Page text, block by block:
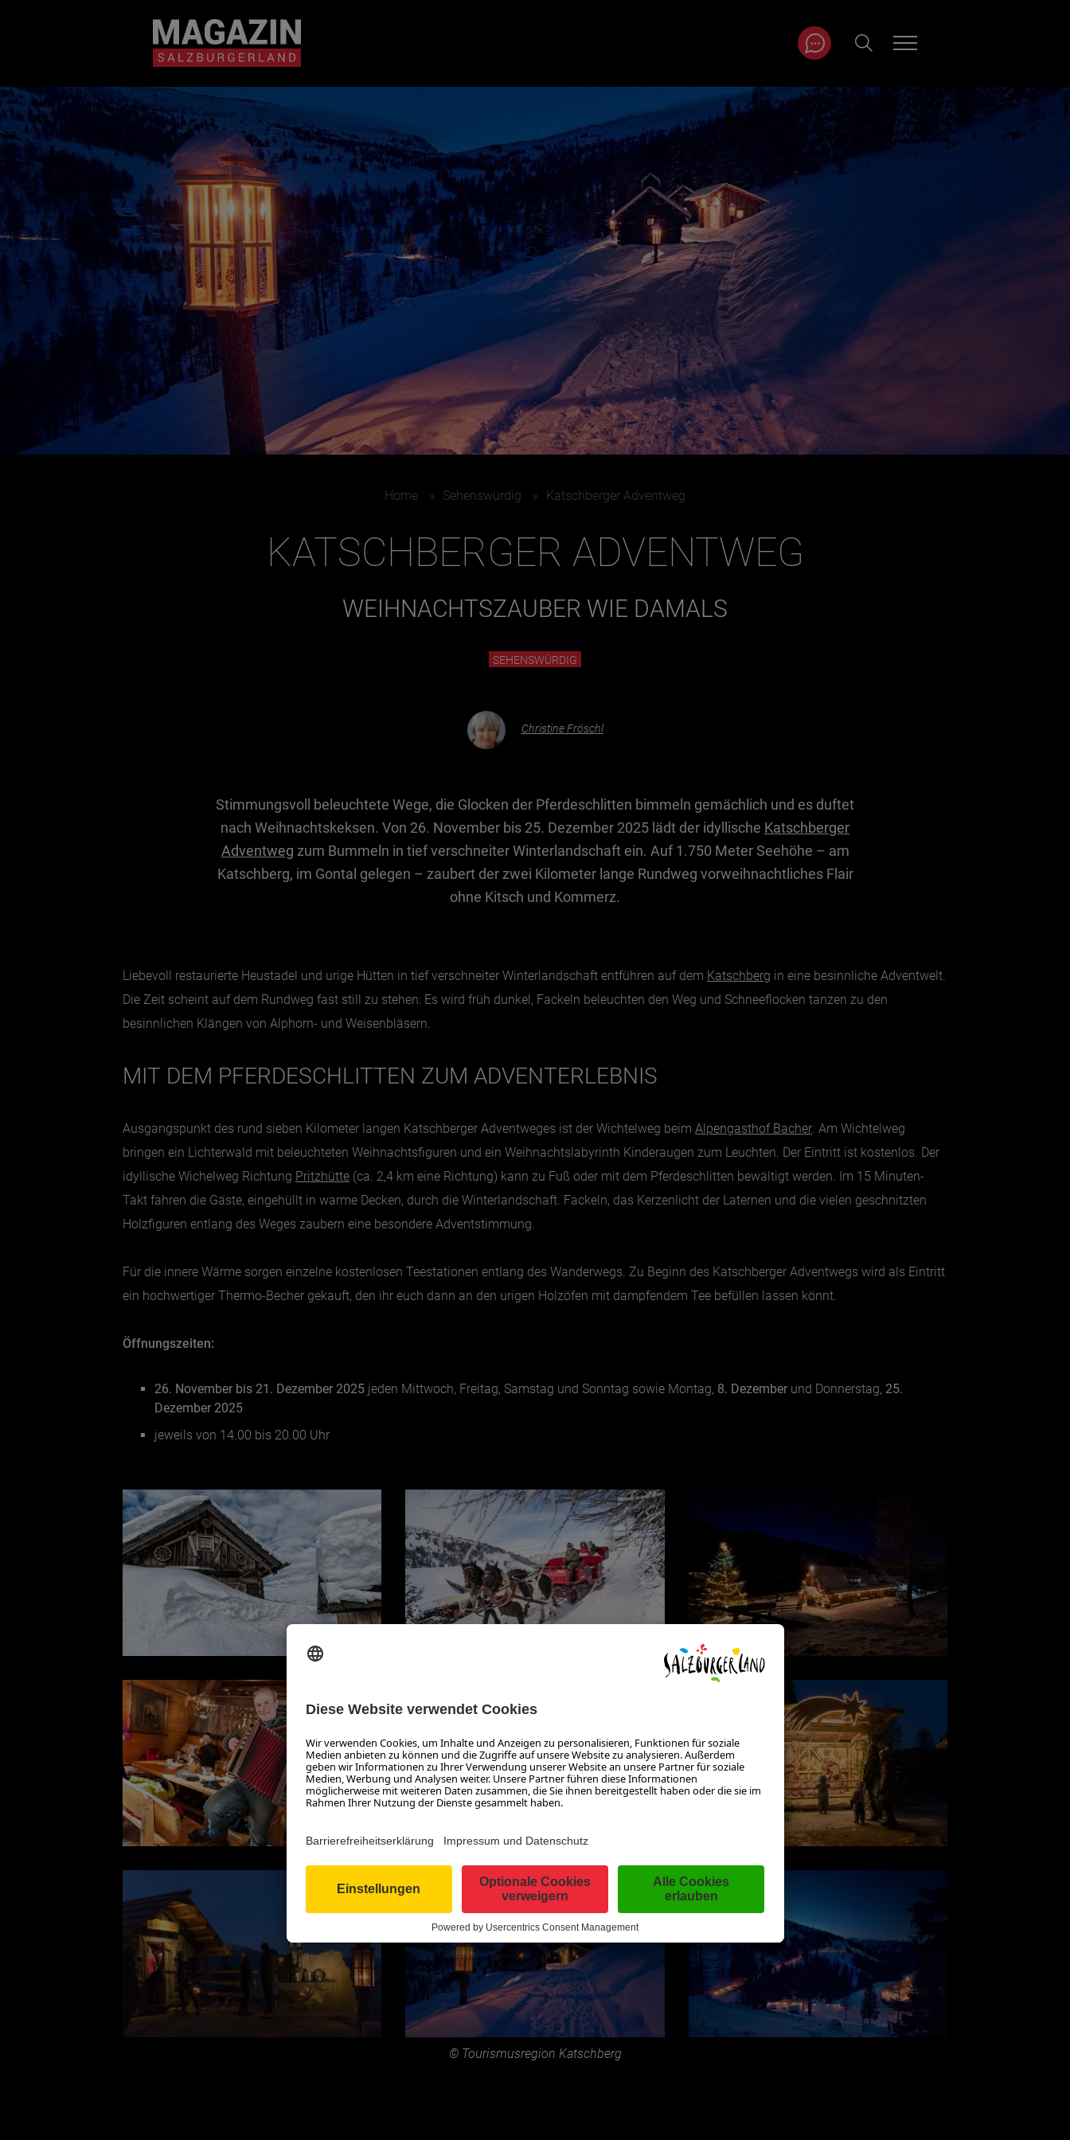
Zum Inhalt springen
BEITRÄGE IN MEINER
NÄHE
BEITRÄGE IN MEINER NÄHE ANZEIGEN
Essen & Trinken
Outdoor & Sport
Gesundheit
Nachhaltigkeit
Sehenswürdig
Kunst & Kultur
Brauchtum
Lifestyle
Hotel & Reise
Archiv
BEITRÄGE NACH
MONAT
Jänner
Februar
März
Mai
Juni
Dezember
Home » Sehenswürdig » Katschberger Adventweg
KATSCHBERGER ADVENTWEG
WEIHNACHTSZAUBER WIE DAMALS
SEHENSWÜRDIG
Christine Fröschl
Stimmungsvoll beleuchtete Wege, die Glocken der Pferdeschlitten bimmeln gemächlich und es duftet
nach Weihnachtskeksen. Von 26. November bis 25. Dezember 2025 lädt der idyllische Katschberger
Adventweg zum Bummeln in tief verschneiter Winterlandschaft ein. Auf 1.750 Meter Seehöhe – am
Katschberg, im Gontal gelegen – zaubert der zwei Kilometer lange Rundweg vorweihnachtliches Flair
ohne Kitsch und Kommerz.
Liebevoll restaurierte Heustadel und urige Hütten in tief verschneiter Winterlandschaft entführen auf dem Katschberg in eine besinnliche Adventwelt.
Die Zeit scheint auf dem Rundweg fast still zu stehen: Es wird früh dunkel, Fackeln beleuchten den Weg und Schneeflocken tanzen zu den
besinnlichen Klängen von Alphorn- und Weisenbläsern.
MIT DEM PFERDESCHLITTEN ZUM ADVENTERLEBNIS
Ausgangspunkt des rund sieben Kilometer langen Katschberger Adventweges ist der Wichtelweg beim Alpengasthof Bacher. Am Wichtelweg
bringen ein Lichterwald mit beleuchteten Weihnachtsfiguren und ein Weihnachtslabyrinth Kinderaugen zum Leuchten. Der Eintritt ist kostenlos. Der
idyllische Wichelweg Richtung Pritzhütte (ca. 2,4 km eine Richtung) kann zu Fuß oder mit dem Pferdeschlitten bewältigt werden. Im 15 Minuten-
Takt fahren die Gäste, eingehüllt in warme Decken, durch die Winterlandschaft. Fackeln, das Kerzenlicht der Laternen und die vielen geschnitzten
Holzfiguren entlang des Weges zaubern eine besondere Adventstimmung.
Für die innere Wärme sorgen einzelne kostenlosen Teestationen entlang des Wanderwegs. Zu Beginn des Katschberger Adventwegs wird als Eintritt
ein hochwertiger Thermo-Becher gekauft, den ihr euch dann an den urigen Holzöfen mit dampfendem Tee befüllen lassen könnt.
Öffnungszeiten:
26. November bis 21. Dezember 2025 jeden Mittwoch, Freitag, Samstag und Sonntag sowie Montag, 8. Dezember und Donnerstag, 25.
Dezember 2025
jeweils von 14.00 bis 20.00 Uhr
© Tourismusregion Katschberg